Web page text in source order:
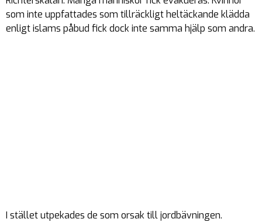
som inte uppfattades som tillräckligt heltäckande klädda
enligt islams påbud fick dock inte samma hjälp som andra.
I stället utpekades de som orsak till jordbävningen.